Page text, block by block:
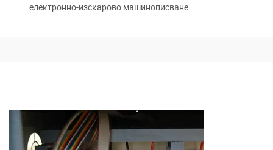
електронно-изскарово машинописване